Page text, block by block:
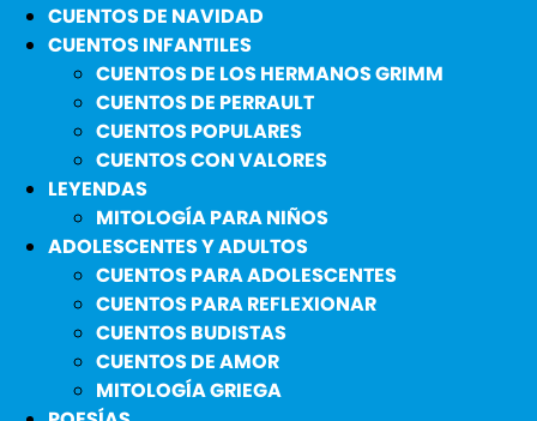
CUENTOS DE NAVIDAD
CUENTOS INFANTILES
CUENTOS DE LOS HERMANOS GRIMM
CUENTOS DE PERRAULT
CUENTOS POPULARES
CUENTOS CON VALORES
LEYENDAS
MITOLOGÍA PARA NIÑOS
ADOLESCENTES Y ADULTOS
CUENTOS PARA ADOLESCENTES
CUENTOS PARA REFLEXIONAR
CUENTOS BUDISTAS
CUENTOS DE AMOR
MITOLOGÍA GRIEGA